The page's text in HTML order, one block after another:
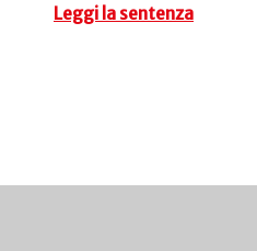
Leggi la sentenza